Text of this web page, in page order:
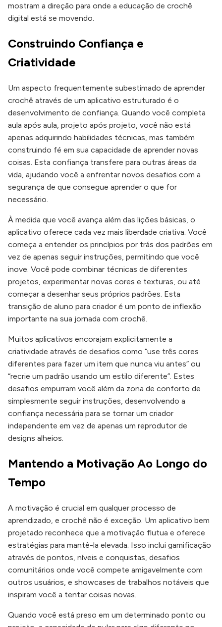
mostram a direção para onde a educação de crochê
digital está se movendo.
Construindo Confiança e
Criatividade
Um aspecto frequentemente subestimado de aprender
crochê através de um aplicativo estruturado é o
desenvolvimento de confiança. Quando você completa
aula após aula, projeto após projeto, você não está
apenas adquirindo habilidades técnicas, mas também
construindo fé em sua capacidade de aprender novas
coisas. Esta confiança transfere para outras áreas da
vida, ajudando você a enfrentar novos desafios com a
segurança de que consegue aprender o que for
necessário.
À medida que você avança além das lições básicas, o
aplicativo oferece cada vez mais liberdade criativa. Você
começa a entender os princípios por trás dos padrões em
vez de apenas seguir instruções, permitindo que você
inove. Você pode combinar técnicas de diferentes
projetos, experimentar novas cores e texturas, ou até
começar a desenhar seus próprios padrões. Esta
transição de aluno para criador é um ponto de inflexão
importante na sua jornada com crochê.
Muitos aplicativos encorajam explicitamente a
criatividade através de desafios como “use três cores
diferentes para fazer um item que nunca viu antes” ou
“recrie um padrão usando um estilo diferente”. Estes
desafios empurram você além da zona de conforto de
simplesmente seguir instruções, desenvolvendo a
confiança necessária para se tornar um criador
independente em vez de apenas um reprodutor de
designs alheios.
Mantendo a Motivação Ao Longo do
Tempo
A motivação é crucial em qualquer processo de
aprendizado, e crochê não é exceção. Um aplicativo bem
projetado reconhece que a motivação flutua e oferece
estratégias para mantê-la elevada. Isso inclui gamificação
através de pontos, níveis e conquistas, desafios
comunitários onde você compete amigavelmente com
outros usuários, e showcases de trabalhos notáveis que
inspiram você a tentar coisas novas.
Quando você está preso em um determinado ponto ou